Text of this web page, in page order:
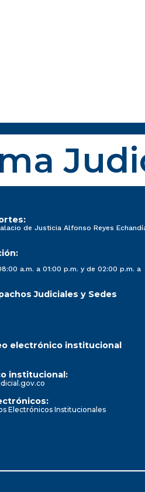
de Justicia Alfonso Reyes
a.m. a 01:00 p.m. y de 02:00 p.m. a
Judiciales y Sedes
electrónico institucional
institucional:
Electrónicos Institucionales